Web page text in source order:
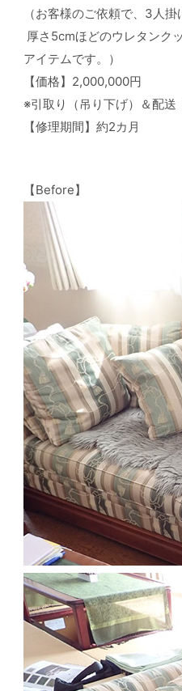
（お客様のご依頼で、3人
厚さ5cmほどのウレタンク
アイテムです。）
【価格】2,000,000円
※引取り（吊り下げ）＆配送
【修理期間】約2カ月
【Before】